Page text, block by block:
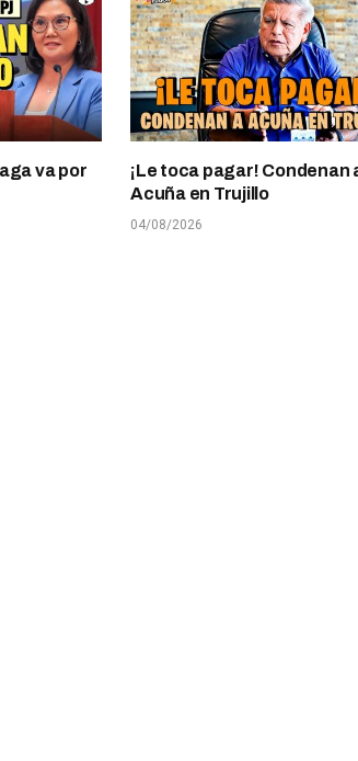
va por
¡Le toca pagar! Condenan
Acuña en Trujillo
04/08/2026